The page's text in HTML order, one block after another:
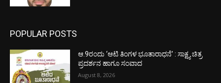
POPULAR POSTS
ಆ.9ರಂದು ‘ಆಟಿ ತಿಂಗಳ ಭೂತಾರಾಧನೆ’ : ಸಾಕ್ಷ್ಯ ಚಿತ್ರ
ಪ್ರದರ್ಶನ ಹಾಗೂ ಸಂವಾದ
August 8, 2026